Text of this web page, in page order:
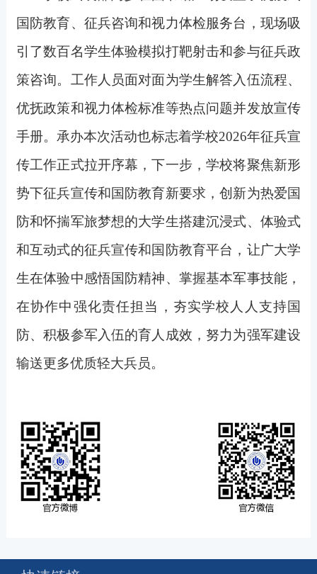
国防教育、征兵咨询和视力体检服务台，现场吸
引了数百名学生体验模拟打靶射击和参与征兵政
策咨询。工作人员面对面为学生解答入伍流程、
优抚政策和视力体检标准等热点问题并发放宣传
手册。承办本次活动也标志着学校2026年征兵宣
传工作正式拉开序幕，下一步，学校将聚焦新形
势下征兵宣传和国防教育新要求，创新为热爱国
防和怀揣军旅梦想的大学生搭建沉浸式、体验式
和互动式的征兵宣传和国防教育平台，让广大学
生在体验中感悟国防精神、掌握基本军事技能，
在协作中强化责任担当，夯实学校人人支持国
防、积极参军入伍的育人成效，努力为强军建设
输送更多优质轻大兵员。